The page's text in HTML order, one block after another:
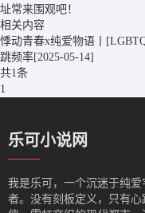
址常来围观吧！
相关内容
悸动青春x纯爱物语丨
跳频率[2025-05-14]
共1条
1
乐可小说网
我是‌乐可，一个沉迷于纯
者。没有刻板定义，只有